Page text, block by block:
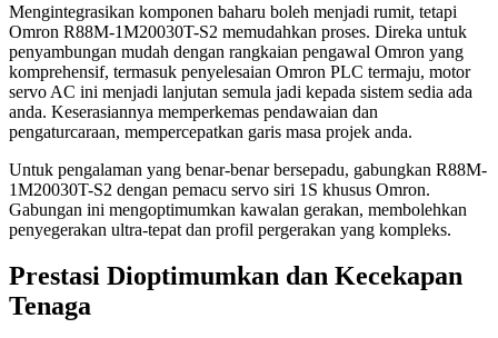
Mengintegrasikan komponen baharu boleh menjadi rumit, tetapi
Omron R88M-1M20030T-S2 memudahkan proses. Direka untuk
penyambungan mudah dengan rangkaian pengawal Omron yang
komprehensif, termasuk penyelesaian Omron PLC termaju, motor
servo AC ini menjadi lanjutan semula jadi kepada sistem sedia ada
anda. Keserasiannya memperkemas pendawaian dan
pengaturcaraan, mempercepatkan garis masa projek anda.
Untuk pengalaman yang benar-benar bersepadu, gabungkan R88M-
1M20030T-S2 dengan pemacu servo siri 1S khusus Omron.
Gabungan ini mengoptimumkan kawalan gerakan, membolehkan
penyegerakan ultra-tepat dan profil pergerakan yang kompleks.
Prestasi Dioptimumkan dan Kecekapan
Tenaga